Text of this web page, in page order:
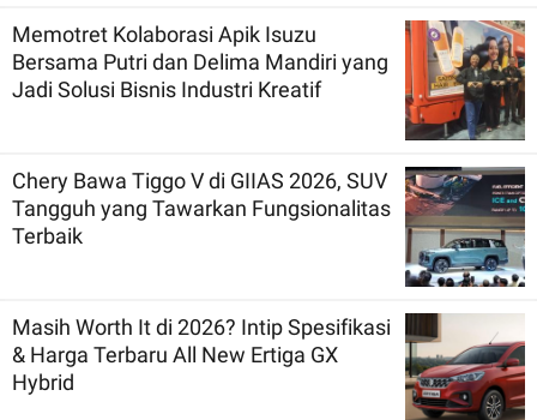
Memotret Kolaborasi Apik Isuzu
Bersama Putri dan Delima Mandiri yang
Jadi Solusi Bisnis Industri Kreatif
Chery Bawa Tiggo V di GIIAS 2026, SUV
Tangguh yang Tawarkan Fungsionalitas
Terbaik
Masih Worth It di 2026? Intip Spesifikasi
& Harga Terbaru All New Ertiga GX
Hybrid